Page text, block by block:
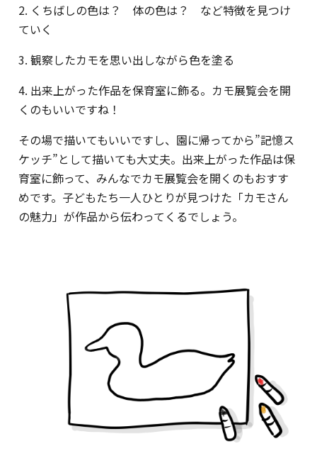
2. くちばしの色は？ 体の色は？ など特徴を見つけ
ていく
3. 観察したカモを思い出しながら色を塗る
4. 出来上がった作品を保育室に飾る。カモ展覧会を開
くのもいいですね！
その場で描いてもいいですし、園に帰ってから”記憶ス
ケッチ”として描いても大丈夫。出来上がった作品は保
育室に飾って、みんなでカモ展覧会を開くのもおすす
めです。子どもたち一人ひとりが見つけた「カモさん
の魅力」が作品から伝わってくるでしょう。